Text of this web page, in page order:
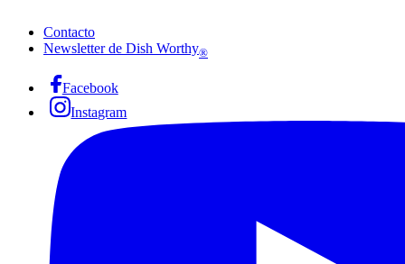
Contacto
Newsletter de Dish Worthy®
Facebook
Instagram